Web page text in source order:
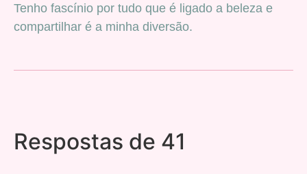
Tenho fascínio por tudo que é ligado a beleza e
compartilhar é a minha diversão.
Respostas de 41